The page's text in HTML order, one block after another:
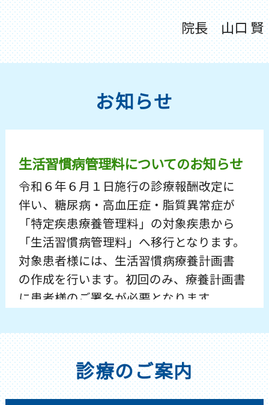
院長 山口 賢
お知らせ
生活習慣病管理料についてのお知らせ
令和６年６月１日施行の診療報酬改定に
伴い、糖尿病・高血圧症・脂質異常症が
「特定疾患療養管理料」の対象疾患から
「生活習慣病管理料」へ移行となります。
対象患者様には、生活習慣病療養計画書
の作成を行います。初回のみ、療養計画書
に患者様のご署名が必要となります。
します。
発熱外来について
発熱や感冒症状にて診察希望の方はまず
診療のご案内